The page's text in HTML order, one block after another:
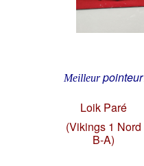
Meilleurpointeur
Loik Paré
(Vikings 1 Nord
B-A)